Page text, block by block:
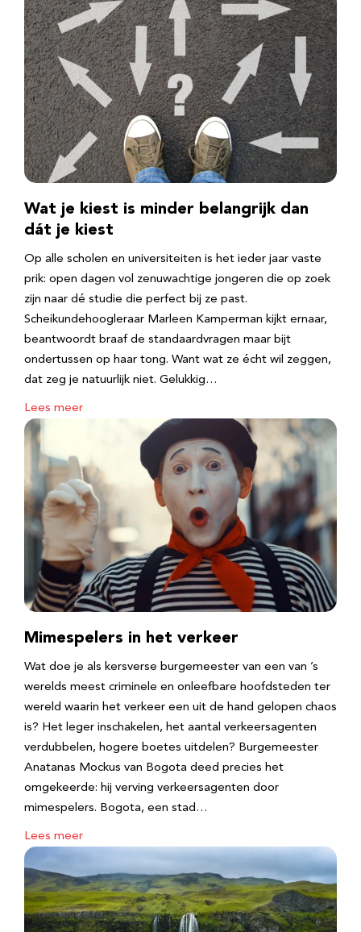
Wat je kiest is minder belangrijk dan
dát je kiest
Op alle scholen en universiteiten is het ieder jaar vaste
prik: open dagen vol zenuwachtige jongeren die op zoek
zijn naar dé studie die perfect bij ze past.
Scheikundehoogleraar Marleen Kamperman kijkt ernaar,
beantwoordt braaf de standaardvragen maar bijt
ondertussen op haar tong. Want wat ze écht wil zeggen,
dat zeg je natuurlijk niet. Gelukkig…
Lees meer
Mimespelers in het verkeer
Wat doe je als kersverse burgemeester van een van ’s
werelds meest criminele en onleefbare hoofdsteden ter
wereld waarin het verkeer een uit de hand gelopen chaos
is? Het leger inschakelen, het aantal verkeersagenten
verdubbelen, hogere boetes uitdelen? Burgemeester
Anatanas Mockus van Bogota deed precies het
omgekeerde: hij verving verkeersagenten door
mimespelers. Bogota, een stad…
Lees meer